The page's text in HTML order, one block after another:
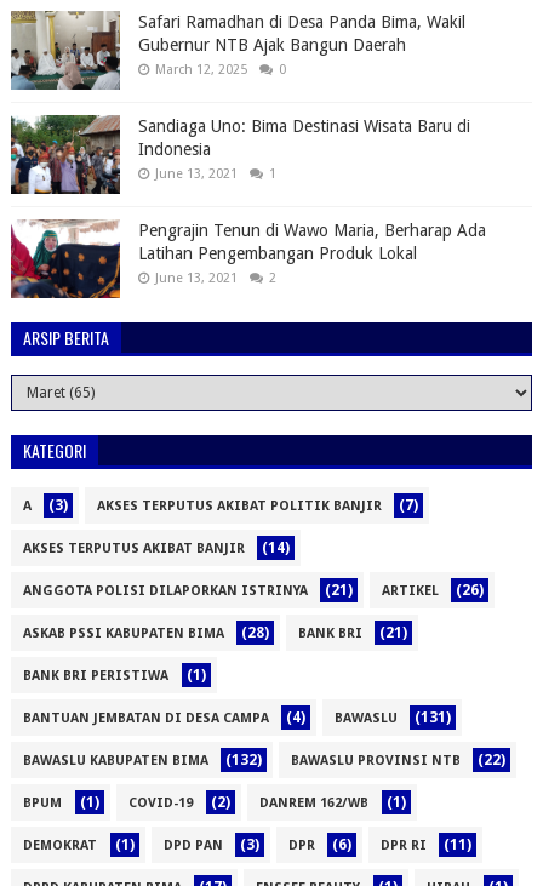
Safari Ramadhan di Desa Panda Bima, Wakil
Gubernur NTB Ajak Bangun Daerah
March 12, 2025 0
Sandiaga Uno: Bima Destinasi Wisata Baru di
Indonesia
June 13, 2021 1
Pengrajin Tenun di Wawo Maria, Berharap Ada
Latihan Pengembangan Produk Lokal
June 13, 2021 2
ARSIP BERITA
KATEGORI
A (3) AKSES TERPUTUS AKIBAT POLITIK BANJIR (7)
AKSES TERPUTUS AKIBAT BANJIR (14)
ANGGOTA POLISI DILAPORKAN ISTRINYA (21) ARTIKEL (26)
ASKAB PSSI KABUPATEN BIMA (28) BANK BRI (21)
BANK BRI PERISTIWA (1)
BANTUAN JEMBATAN DI DESA CAMPA (4) BAWASLU (131)
BAWASLU KABUPATEN BIMA (132) BAWASLU PROVINSI NTB (22)
BPUM (1) COVID-19 (2) DANREM 162/WB (1)
DEMOKRAT (1) DPD PAN (3) DPR (6) DPR RI (11)